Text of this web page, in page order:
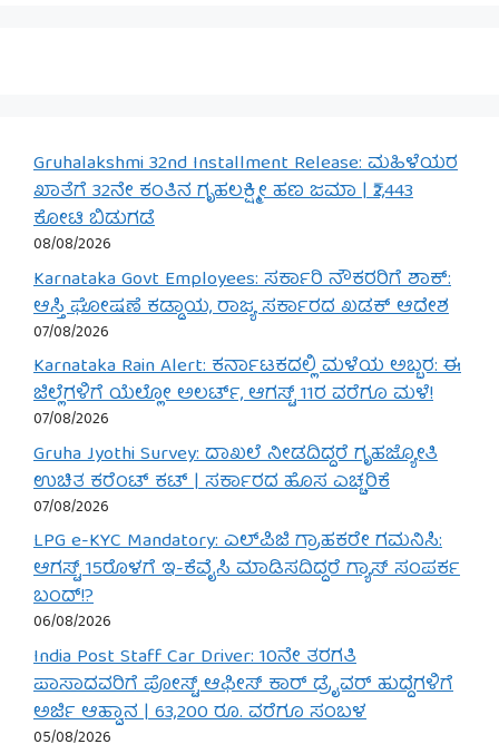
Gruhalakshmi 32nd Installment Release: ಮಹಿಳೆಯರ
ಖಾತೆಗೆ 32ನೇ ಕಂತಿನ ಗೃಹಲಕ್ಷ್ಮೀ ಹಣ ಜಮಾ | ₹2,443
ಕೋಟಿ ಬಿಡುಗಡೆ
08/08/2026
Karnataka Govt Employees: ಸರ್ಕಾರಿ ನೌಕರರಿಗೆ ಶಾಕ್:
ಆಸ್ತಿ ಘೋಷಣೆ ಕಡ್ಡಾಯ, ರಾಜ್ಯ ಸರ್ಕಾರದ ಖಡಕ್ ಆದೇಶ
07/08/2026
Karnataka Rain Alert: ಕರ್ನಾಟಕದಲ್ಲಿ ಮಳೆಯ ಅಬ್ಬರ: ಈ
ಜಿಲ್ಲೆಗಳಿಗೆ ಯೆಲ್ಲೋ ಅಲರ್ಟ್, ಆಗಸ್ಟ್ 11ರ ವರೆಗೂ ಮಳೆ!
07/08/2026
Gruha Jyothi Survey: ದಾಖಲೆ ನೀಡದಿದ್ದರೆ ಗೃಹಜ್ಯೋತಿ
ಉಚಿತ ಕರೆಂಟ್ ಕಟ್ | ಸರ್ಕಾರದ ಹೊಸ ಎಚ್ಚರಿಕೆ
07/08/2026
LPG e-KYC Mandatory: ಎಲ್‌ಪಿಜಿ ಗ್ರಾಹಕರೇ ಗಮನಿಸಿ:
ಆಗಸ್ಟ್ 15ರೊಳಗೆ ಇ-ಕೆವೈಸಿ ಮಾಡಿಸದಿದ್ದರೆ ಗ್ಯಾಸ್ ಸಂಪರ್ಕ
ಬಂದ್!?
06/08/2026
India Post Staff Car Driver: 10ನೇ ತರಗತಿ
ಪಾಸಾದವರಿಗೆ ಪೋಸ್ಟ್ ಆಫೀಸ್ ಕಾರ್ ಡ್ರೈವರ್ ಹುದ್ದೆಗಳಿಗೆ
ಅರ್ಜಿ ಆಹ್ವಾನ | 63,200 ರೂ. ವರೆಗೂ ಸಂಬಳ
05/08/2026